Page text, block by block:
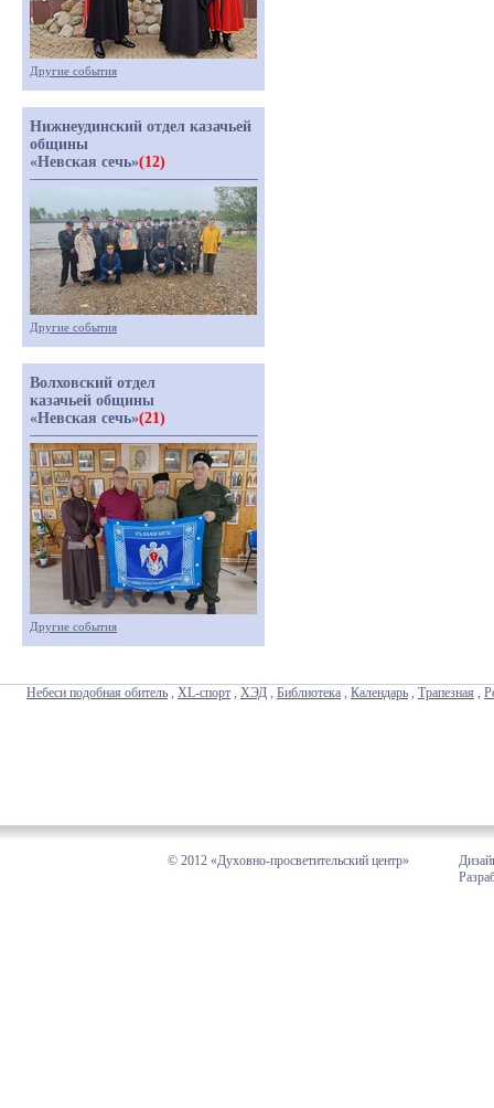
Другие события
Нижнеудинский отдел казачьей
общины
«Невская сечь»(12)
Другие события
Волховский отдел
казачьей общины
«Невская сечь»(21)
Другие события
Небеси подобная обитель , XL-спорт , ХЭД , Библиотека , Календарь , Трапезная ,
© 2012 «Духовно-просветительский центр»